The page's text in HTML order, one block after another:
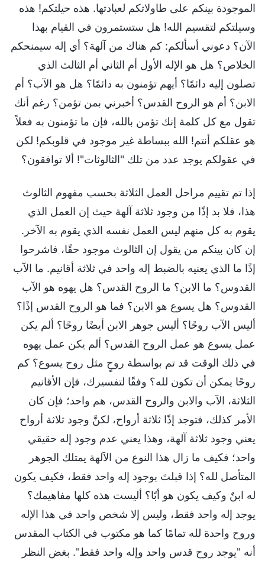
الموجودة بينكم على طاولاتكم لعبادتها. هذه حيلتكم! هذه
وسيلتكم لتقسيم الله! هل ستستمرون في القيام بهذا
الآن؟ دعوني أسألكم: كم هناك من آلهة؟ أي إله سيمنحكم
الخلاص؟ هل هو الإله الأول أم الثاني أم الثالث الذي
تصلون إليه دائمًا؟ أيهم تؤمنون به دائمًا؟ هل هو الآب؟ أم
الابن؟ أم هو الروح القدس؟ أخبرني بمن تؤمن؟ رغم أنك
تقول مع كل كلمة إنك تؤمن بالله، فإن ما تؤمنون به فعلاً
هو عقلكم أنتم! الله ببساطة غير موجود في قلوبكم! لكن
في عقولكم يوجد عدد من تلك "الثالوثات"! ألا توافقون؟
إذا تم تقييم مراحل العمل الثلاثة بحسب مفهوم الثالوث
هذا، فلا بد إذًا من وجود ثلاثة آلهة حيث إن العمل الذي
يقوم به كل منهم ليس العمل نفسه الذي يقوم به الآخر.
إن كان بينكم من يقول إن الثالوث موجود حقًا، فاشرحوا
إذًا ما الذي يعنيه بالضبط إله واحد في ثلاثة أقانيم. ما الآب
القدوس؟ ما الابن؟ ما الروح القدس؟ هل يهوه هو الآب
القدوس؟ هل يسوع هو الابن؟ فما هو الروح القدس إذًا؟
أليس الآب روحًا؟ أليس جوهر الابن أيضًا روحًا؟ ألم يكن
عمل يسوع هو عمل الروح القدس؟ ألم يكن عمل يهوه
في ذلك الوقت قد تم بواسطة روحٍ مثل روح يسوع؟ كم
روحًا يمكن أن تكون لله؟ وفقًا لتفسيرك، فإن الأقانيم
الثلاثة، الآب والابن والروح القدس، هم واحد؛ فإن كان
الأمر كذلك، فتوجد إذًا ثلاثة أرواح، لكنَّ وجود ثلاثة أرواح
يعني وجود ثلاثة آلهة، وهذا يعني عدم وجود إله حقيقي
واحد؛ فكيف ما زال هذا النوع من الآلهة يمتلك الجوهر
المتأصل لله؟ إذا قبلتَ بوجود إله واحد فقط، فكيف يكون
له ابنٌ وكيف يكون هو أبًا؟ أليست هذه كلها مفاهيمك؟
يوجد إله واحد فقط، وليس إلا شخص واحد في هذا الإله
وروح واحدة لله تمامًا كما هو مكتوب في الكتاب المقدس
أنه "يوجد روح قدس واحد وإله واحد فقط". بغض النظر